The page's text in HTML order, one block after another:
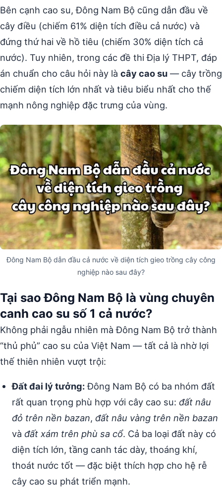
Bên cạnh cao su, Đông Nam Bộ cũng dẫn đầu về
cây điều (chiếm 61% diện tích điều cả nước) và
đứng thứ hai về hồ tiêu (chiếm 30% diện tích cả
nước). Tuy nhiên, trong các đề thi Địa lý THPT, đáp
án chuẩn cho câu hỏi này là cây cao su — cây trồng
chiếm diện tích lớn nhất và tiêu biểu nhất cho thế
mạnh nông nghiệp đặc trưng của vùng.
Đông Nam Bộ dẫn đầu cả nước về diện tích gieo trồng cây công
nghiệp nào sau đây?
Tại sao Đông Nam Bộ là vùng chuyên
canh cao su số 1 cả nước?
Không phải ngẫu nhiên mà Đông Nam Bộ trở thành
“thủ phủ” cao su của Việt Nam — tất cả là nhờ lợi
thế thiên nhiên vượt trội:
Đất đai lý tưởng:Đông Nam Bộ có ba nhóm đất
rất quan trọng phù hợp với cây cao su: đất nâu
đỏ trên nền bazan, đất nâu vàng trên nền bazan
và đất xám trên phù sa cổ. Cả ba loại đất này có
diện tích lớn, tầng canh tác dày, thoáng khí,
thoát nước tốt — đặc biệt thích hợp cho hệ rễ
cây cao su phát triển mạnh.